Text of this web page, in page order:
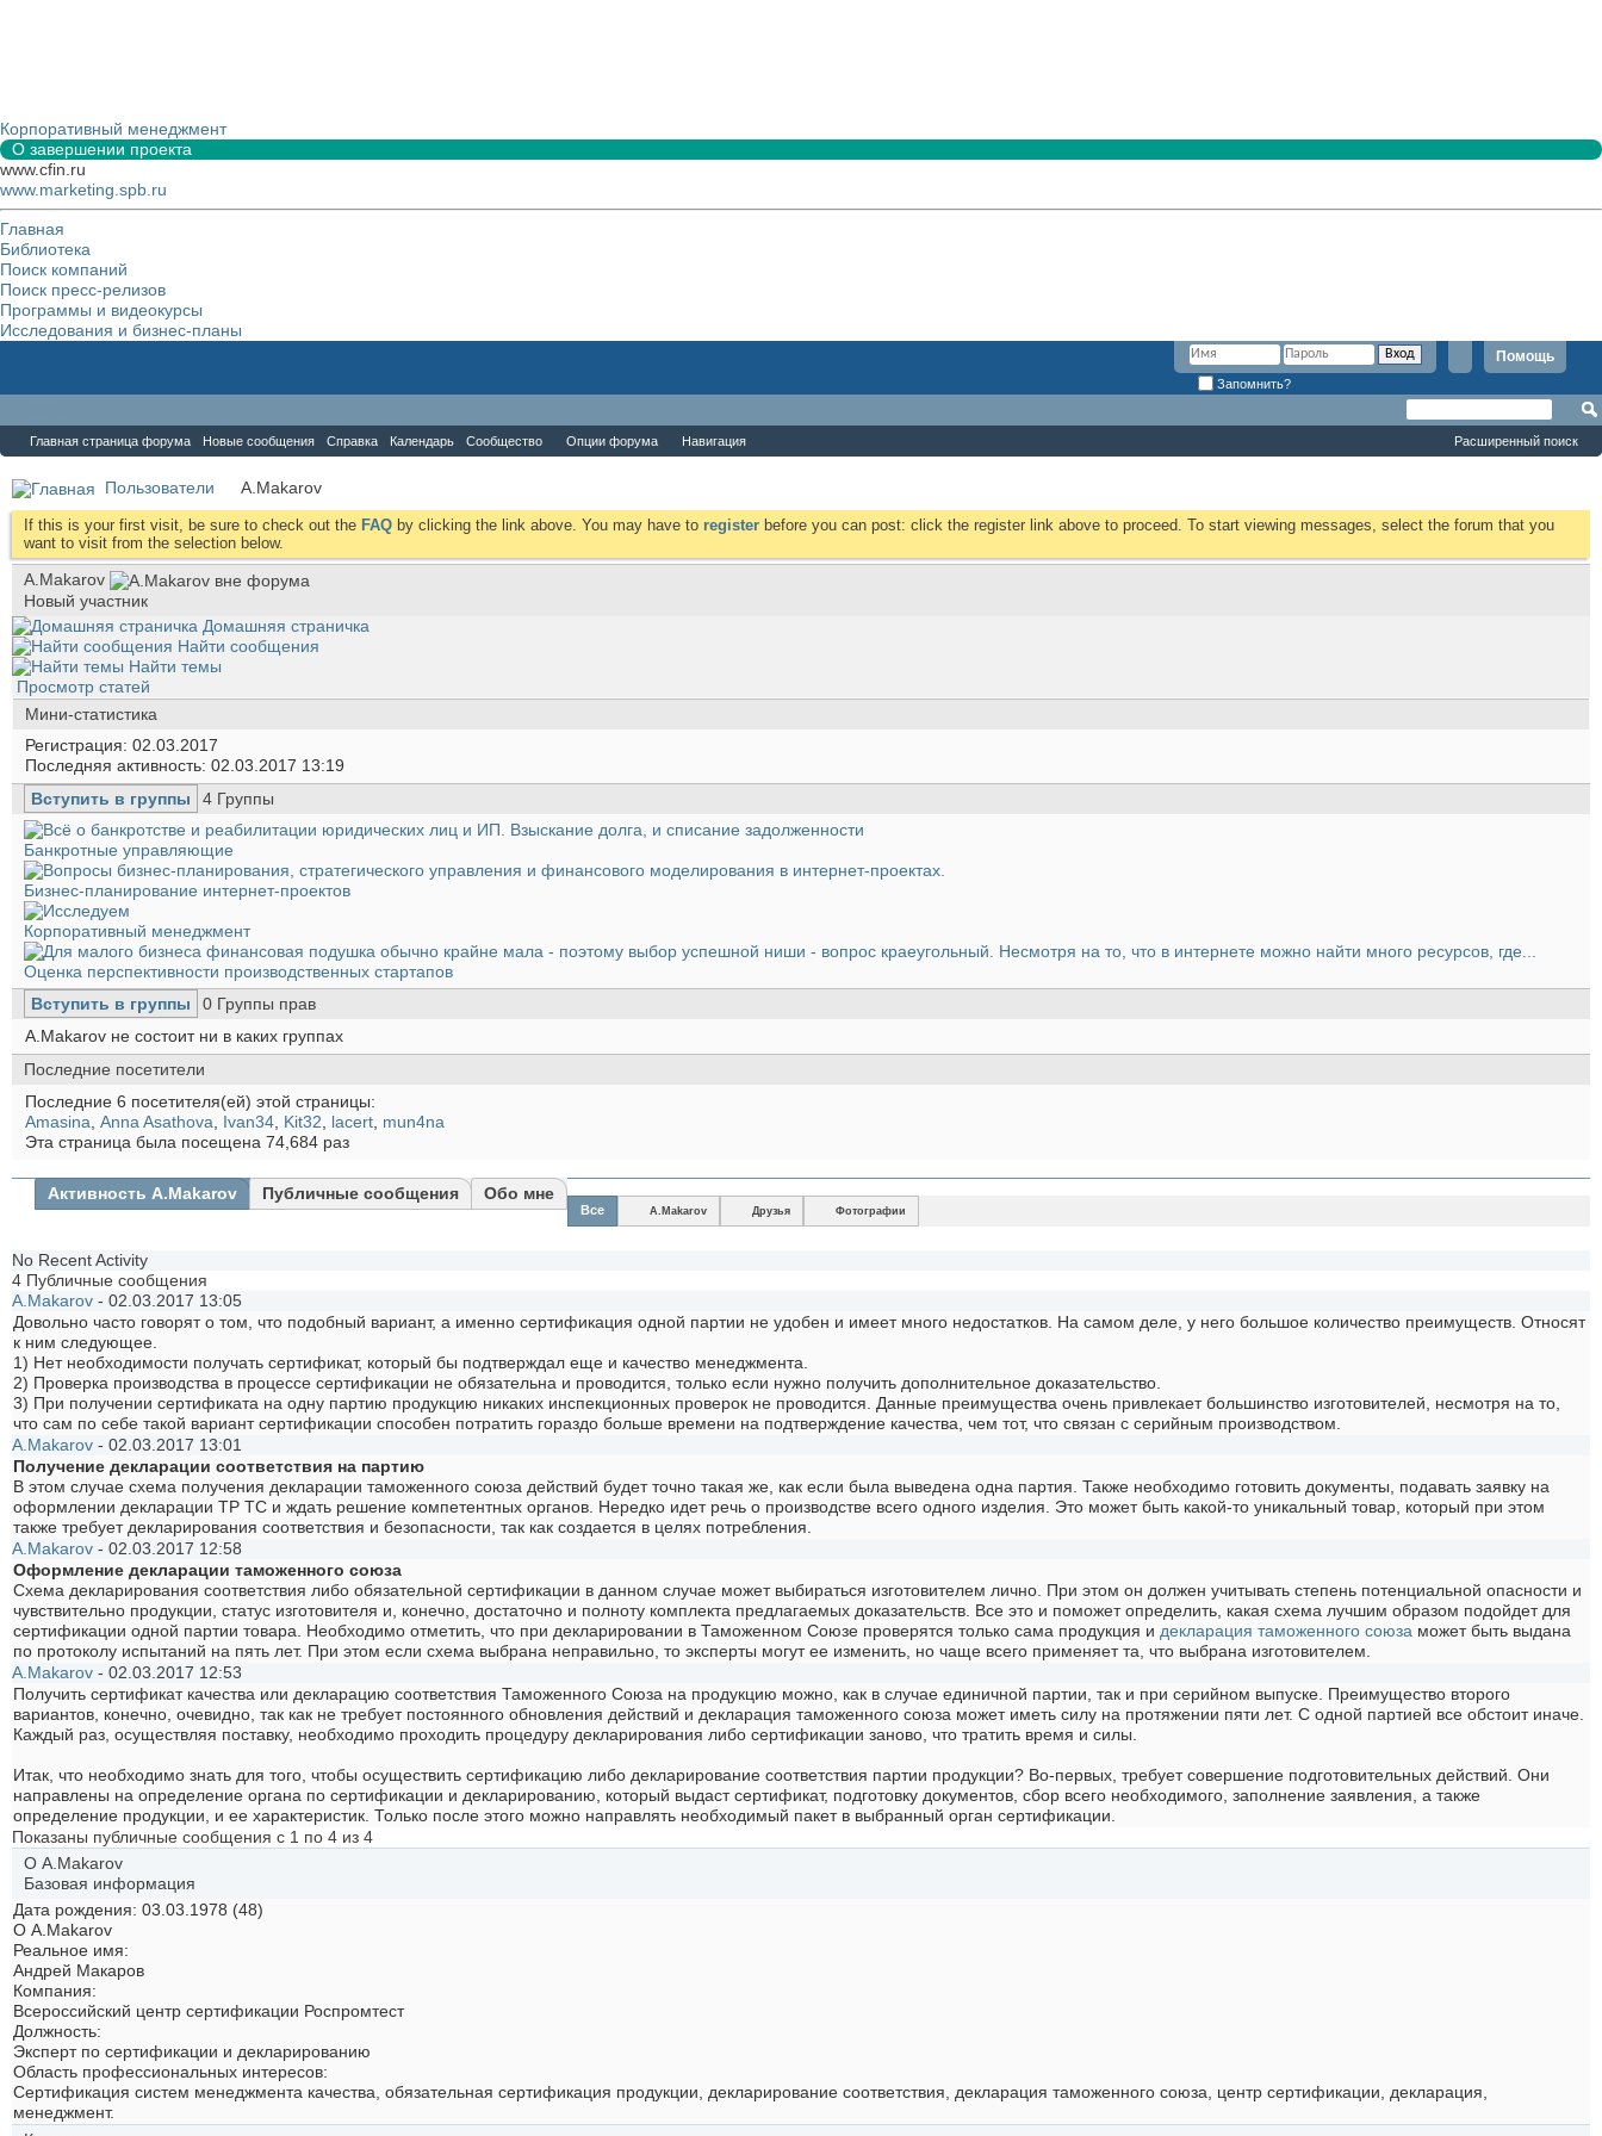
Корпоративный менеджмент
О завершении проекта
www.cfin.ru
www.marketing.spb.ru
Главная
Библиотека
Поиск компаний
Поиск пресс-релизов
Программы и видеокурсы
Исследования и бизнес-планы
Помощь
Запомнить?
Главная страница форума Новые сообщения Справка Календарь Сообщество Опции форума Навигация Расширенный поиск
Пользователи A.Makarov
If this is your first visit, be sure to check out the FAQ by clicking the link above. You may have to register before you can post: click the register link above to proceed. To start viewing messages, select the forum that you
want to visit from the selection below.
A.Makarov
Новый участник
Домашняя страничка
Найти сообщения
Найти темы
Просмотр статей
Мини-статистика
Регистрация 02.03.2017
Последняя активность 02.03.2017 13:19
Вступить в группы
4 Группы
Банкротные управляющие
Бизнес-планирование интернет-проектов
Корпоративный менеджмент
Оценка перспективности производственных стартапов
Вступить в группы
0 Группы прав
A.Makarov не состоит ни в каких группах
Последние посетители
Последние 6 посетителя(ей) этой страницы:
Amasina Anna Asathova Ivan34 Kit32 lacert mun4na
Эта страница была посещена 74,684 раз
Активность A.Makarov Публичные сообщения Обо мне
Все A.Makarov Друзья Фотографии
No Recent Activity
4 Публичные сообщения
A.Makarov - 02.03.2017 13:05
Довольно часто говорят о том, что подобный вариант, а именно сертификация одной партии не удобен и имеет много недостатков. На самом деле, у него большое количество преимуществ. Относят
к ним следующее.
1) Нет необходимости получать сертификат, который бы подтверждал еще и качество менеджмента.
2) Проверка производства в процессе сертификации не обязательна и проводится, только если нужно получить дополнительное доказательство.
3) При получении сертификата на одну партию продукцию никаких инспекционных проверок не проводится. Данные преимущества очень привлекает большинство изготовителей, несмотря на то,
что сам по себе такой вариант сертификации способен потратить гораздо больше времени на подтверждение качества, чем тот, что связан с серийным производством.
A.Makarov - 02.03.2017 13:01
Получение декларации соответствия на партию
В этом случае схема получения декларации таможенного союза действий будет точно такая же, как если была выведена одна партия. Также необходимо готовить документы, подавать заявку на
оформлении декларации ТР ТС и ждать решение компетентных органов. Нередко идет речь о производстве всего одного изделия. Это может быть какой-то уникальный товар, который при этом
также требует декларирования соответствия и безопасности, так как создается в целях потребления.
A.Makarov - 02.03.2017 12:58
Оформление декларации таможенного союза
Схема декларирования соответствия либо обязательной сертификации в данном случае может выбираться изготовителем лично. При этом он должен учитывать степень потенциальной опасности и
чувствительно продукции, статус изготовителя и, конечно, достаточно и полноту комплекта предлагаемых доказательств. Все это и поможет определить, какая схема лучшим образом подойдет для
сертификации одной партии товара. Необходимо отметить, что при декларировании в Таможенном Союзе проверятся только сама продукция и декларация таможенного союза может быть выдана
по протоколу испытаний на пять лет. При этом если схема выбрана неправильно, то эксперты могут ее изменить, но чаще всего применяет та, что выбрана изготовителем.
A.Makarov - 02.03.2017 12:53
Получить сертификат качества или декларацию соответствия Таможенного Союза на продукцию можно, как в случае единичной партии, так и при серийном выпуске. Преимущество второго
вариантов, конечно, очевидно, так как не требует постоянного обновления действий и декларация таможенного союза может иметь силу на протяжении пяти лет. С одной партией все обстоит иначе.
Каждый раз, осуществляя поставку, необходимо проходить процедуру декларирования либо сертификации заново, что тратить время и силы.
Итак, что необходимо знать для того, чтобы осуществить сертификацию либо декларирование соответствия партии продукции? Во-первых, требует совершение подготовительных действий. Они
направлены на определение органа по сертификации и декларированию, который выдаст сертификат, подготовку документов, сбор всего необходимого, заполнение заявления, а также
определение продукции, и ее характеристик. Только после этого можно направлять необходимый пакет в выбранный орган сертификации.
Показаны публичные сообщения с 1 по 4 из 4
О A.Makarov
Базовая информация
Дата рождения 03.03.1978 (48)
О A.Makarov
Реальное имя:
Андрей Макаров
Компания:
Всероссийский центр сертификации Роспромтест
Должность:
Эксперт по сертификации и декларированию
Область профессиональных интересов:
Сертификация систем менеджмента качества, обязательная сертификация продукции, декларирование соответствия, декларация таможенного союза, центр сертификации, декларация,
менеджмент.